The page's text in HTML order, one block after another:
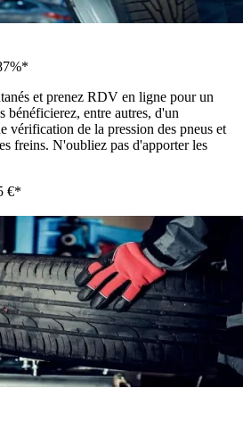
et prenez RDV en ligne pour un
bénéficierez, entre autres, d'un
vérification de la pression des pneus et
freins. N'oubliez pas d'apporter les
€*